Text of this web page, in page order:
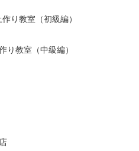
教室（初級編）
教室（中級編）